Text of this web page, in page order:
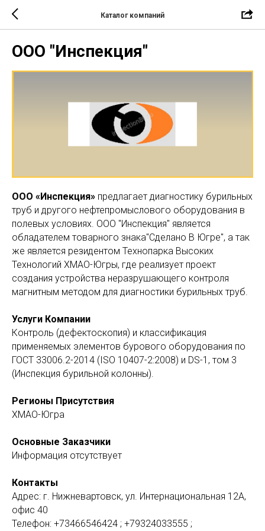
Каталог компаний
ООО "Инспекция"
ООО «Инспекция» предлагает диагностику бурильных
труб и другого нефтепромыслового оборудования в
полевых условиях. ООО "Инспекция" является
обладателем товарного знака"Сделано В Югре", а так
же является резидентом Технопарка Высоких
Технологий ХМАО-Югры, где реализует проект
создания устройства неразрушающего контроля
магнитным методом для диагностики бурильных труб.
Услуги Компании
Контроль (дефектоскопия) и классификация
применяемых элементов бурового оборудования по
ГОСТ 33006.2-2014 (ISO 10407-2:2008) и DS-1, том 3
(Инспекция бурильной колонны).
Регионы Присутствия
ХМАО-Югра
Основные Заказчики
Информация отсутствует
Контакты
Адрес: г. Нижневартовск, ул. Интернациональная 12А,
офис 40
Телефон: +73466546424 ; +79324033555 ;